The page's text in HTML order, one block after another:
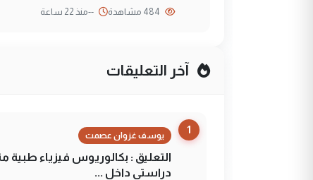
--منذ 22 ساعة
آخر التعليقات
1
يوسف غزوان عصمت
التعليق : بكالوريوس فيزياء
دراستي داخل ...